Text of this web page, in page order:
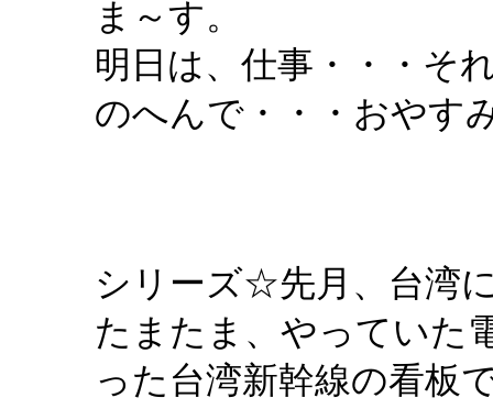
ま～す。
明日は、仕事・・・そ
のへんで・・・おやす
シリーズ☆先月、台湾
たまたま、やっていた
った台湾新幹線の看板